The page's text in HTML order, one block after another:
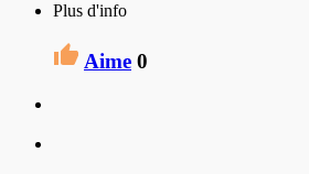
Plus d'info
Aime 0